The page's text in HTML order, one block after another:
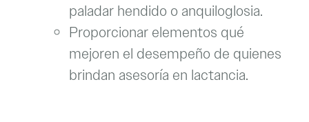
paladar hendido o anquiloglosia.
Proporcionar elementos qué
mejoren el desempeño de quienes
brindan asesoría en lactancia.